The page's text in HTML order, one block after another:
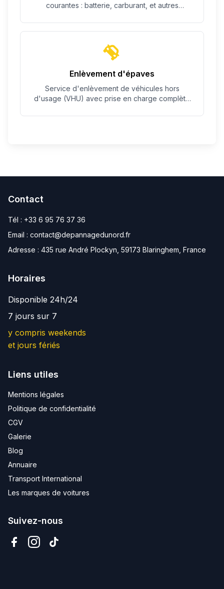
courantes : batterie, carburant, et autres
Enlèvement d'épaves
Service d'enlèvement de véhicules hors
d'usage (VHU) avec prise en charge complète
Contact
Tél : +33 6 95 76 37 36
Email : contact@depannagedunord.fr
Adresse : 435 rue André Plockyn, 59173 Blaringhem, France
Horaires
Disponible 24h/24
7 jours sur 7
y compris weekends
et jours fériés
Liens utiles
Mentions légales
Politique de confidentialité
CGV
Galerie
Blog
Annuaire
Transport International
Les marques de voitures
Suivez-nous